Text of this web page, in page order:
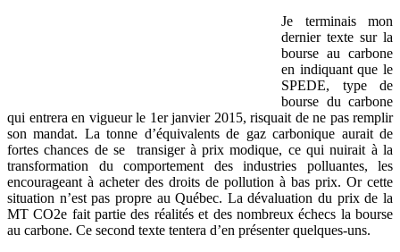
Je terminais mon
dernier texte sur la
bourse au carbone
en indiquant que le
SPEDE, type de
bourse du carbone
qui entrera en vigueur le 1er janvier 2015, risquait de ne pas remplir
son mandat. La tonne d’équivalents de gaz carbonique aurait de
fortes chances de se transiger à prix modique, ce qui nuirait à la
transformation du comportement des industries polluantes, les
encourageant à acheter des droits de pollution à bas prix. Or cette
situation n’est pas propre au Québec. La dévaluation du prix de la
MT CO2e fait partie des réalités et des nombreux échecs la bourse
au carbone. Ce second texte tentera d’en présenter quelques-uns.